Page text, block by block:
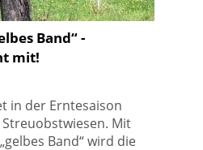
Band“ -
mit!
in der Erntesaison
Mit
Band“ wird die